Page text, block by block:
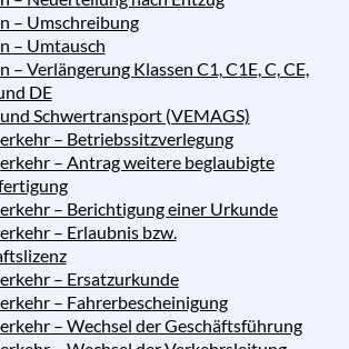
– Umschreibung
– Umtausch
– Verlängerung Klassen C1, C1E, C, CE,
DE
Schwertransport (VEMAGS)
– Betriebssitzverlegung
– Antrag weitere beglaubigte
– Berichtigung einer Urkunde
– Erlaubnis bzw.
– Ersatzurkunde
– Fahrerbescheinigung
– Wechsel der Geschäftsführung